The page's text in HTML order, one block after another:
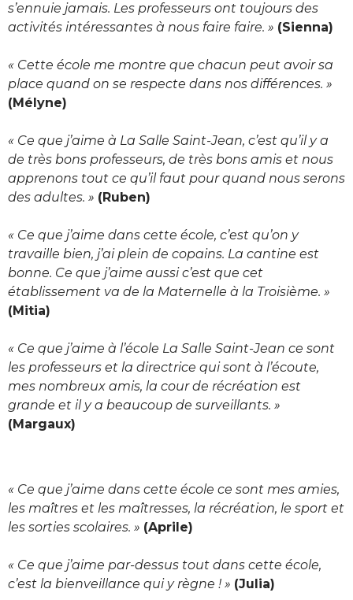
s’ennuie jamais. Les professeurs ont toujours des
activités intéressantes à nous faire faire. » (Sienna)
« Cette école me montre que chacun peut avoir sa
place quand on se respecte dans nos différences. »
(Mélyne)
« Ce que j’aime à La Salle Saint-Jean, c’est qu’il y a
de très bons professeurs, de très bons amis et nous
apprenons tout ce qu’il faut pour quand nous serons
des adultes. » (Ruben)
« Ce que j’aime dans cette école, c’est qu’on y
travaille bien, j’ai plein de copains. La cantine est
bonne. Ce que j’aime aussi c’est que cet
établissement va de la Maternelle à la Troisième. »
(Mitia)
« Ce que j’aime à l’école La Salle Saint-Jean ce sont
les professeurs et la directrice qui sont à l’écoute,
mes nombreux amis, la cour de récréation est
grande et il y a beaucoup de surveillants. »
(Margaux)
« Ce que j’aime dans cette école ce sont mes amies,
les maîtres et les maîtresses, la récréation, le sport et
les sorties scolaires. » (Aprile)
« Ce que j’aime par-dessus tout dans cette école,
c’est la bienveillance qui y règne ! » (Julia)